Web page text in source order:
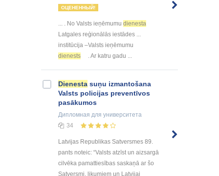
ОЦЕНЕННЫЙ!
... . No Valsts ieņēmumu dienesta
Latgales reģionālās iestādes ...
institūcija –Valsts ieņēmumu
dienests
. Ar katru gadu ...
Dienesta suņu izmantošana
Valsts policijas preventīvos
pasākumos
Дипломная для университета
34
Latvijas Republikas Satversmes 89.
pants noteic: “Valsts atzīst un aizsargā
cilvēka pamattiesības saskaņā ar šo
Satversmi, likumiem un Latvijai